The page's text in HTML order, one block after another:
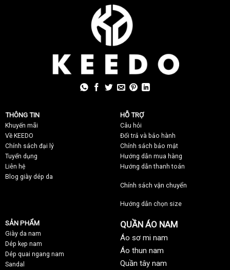
THÔNG TIN
Khuyến mãi
Về KEEDO
Chính sách đại lý
Tuyển dụng
Liên hệ
Blog giày dép da
HỖ TRỢ
Câu hỏi
Đổi trả và bảo hành
Chính sách bảo mật
Hướng dẫn mua hàng
Hướng dẫn thanh toán
Chính sách vận chuyển
Hướng dẫn chọn size
SẢN PHẨM
Giày da nam
Dép kẹp nam
Dép quai ngang nam
Sandal
QUẦN ÁO NAM
Áo sơ mi nam
Áo thun nam
Quần tây nam